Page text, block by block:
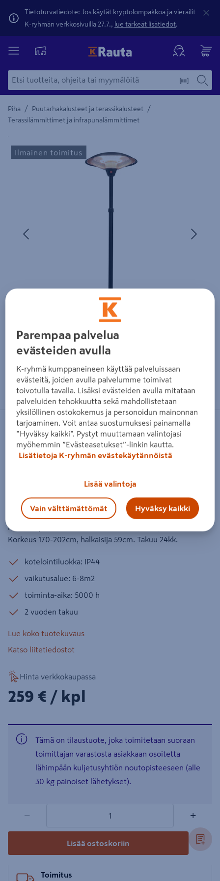
Tietoturvatiedote: Jos käytät kryptolompakkoa ja vierailit
K-ryhmän verkkosivuilla 27.7., lue tärkeät lisätiedot.
Piha / Puutarhakalusteet ja terassikalusteet /
Terassilämmittimet ja infrapunalämmittimet
Yksityiskohtainen kuvaus löytyy Tuotteen kuvaus -
Ilmainen toimitus
Zoomaa kuvaa sormilla kosketusnäytöllä
Terassilämmitin Hortus lattiamalli
säädettävällä jalalla musta
HORTUS
Kätevä ja tyylikäs omalla jalallaan seisova terassilämmitin
säädettävällä korkeudella. Runko on valmistettu
huoltovapaasta alumiinista. Teho 900/1200/2100W.
Korkeus 170-202cm, halkaisija 59cm. Takuu 24kk.
kotelointiluokka: IP44
vaikutusalue: 6-8m2
toiminta-aika: 5000 h
2 vuoden takuu
Lue koko tuotekuvaus
Katso liitetiedostot
Hinta verkkokaupassa
259€/kpl
259 € / kpl
Tämä on tilaustuote, joka toimitetaan suoraan
toimittajan varastosta asiakkaan osoitetta
lähimpään kuljetusyhtiön noutopisteeseen (alle
30 kg painoiset lähetykset).
− +
Lisää ostoskoriin
Toimitus
Parempaa palvelua
evästeiden avulla
K-ryhmä kumppaneineen käyttää palveluissaan
evästeitä, joiden avulla palvelumme toimivat
toivotulla tavalla. Lisäksi evästeiden avulla mitataan
palveluiden tehokkuutta sekä mahdollistetaan
yksilöllinen ostokokemus ja personoidun mainonnan
tarjoaminen. Voit antaa suostumuksesi painamalla
”Hyväksy kaikki”. Pystyt muuttamaan valintojasi
myöhemmin ”Evästeasetukset”-linkin kautta.
Lisätietoja K-ryhmän evästekäytännöistä
Lisää valintoja
Vain välttämättömät Hyväksy kaikki